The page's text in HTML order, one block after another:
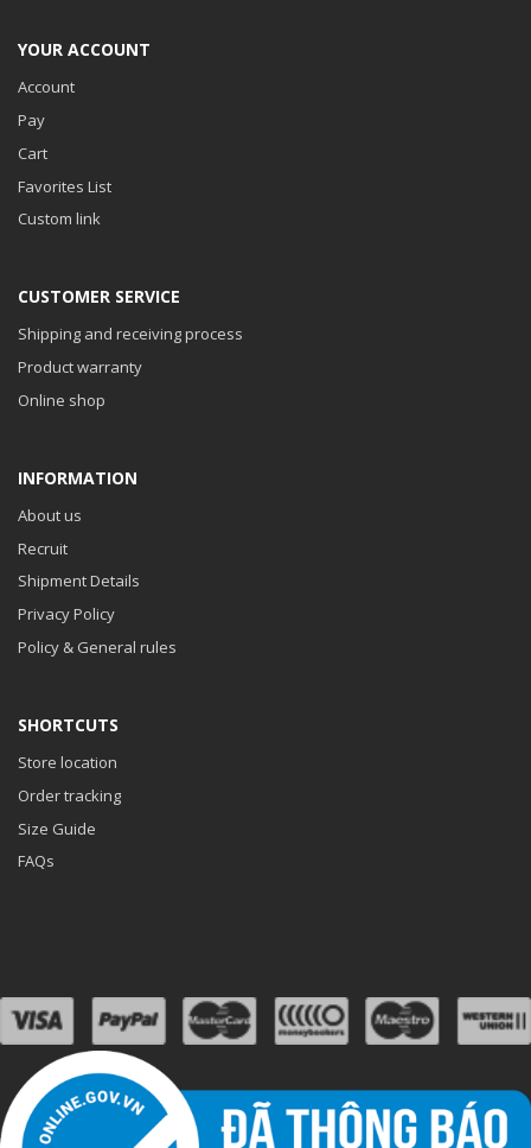
YOUR ACCOUNT
Account
Pay
Cart
Favorites List
Custom link
CUSTOMER SERVICE
Shipping and receiving process
Product warranty
Online shop
INFORMATION
About us
Recruit
Shipment Details
Privacy Policy
Policy & General rules
SHORTCUTS
Store location
Order tracking
Size Guide
FAQs